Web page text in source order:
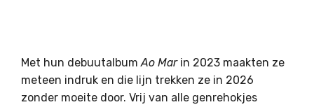
Met hun debuutalbum Ao Marin 2023 maakten ze
meteen indruk en die lijn trekken ze in 2026
zonder moeite door. Vrij van alle genrehokjes